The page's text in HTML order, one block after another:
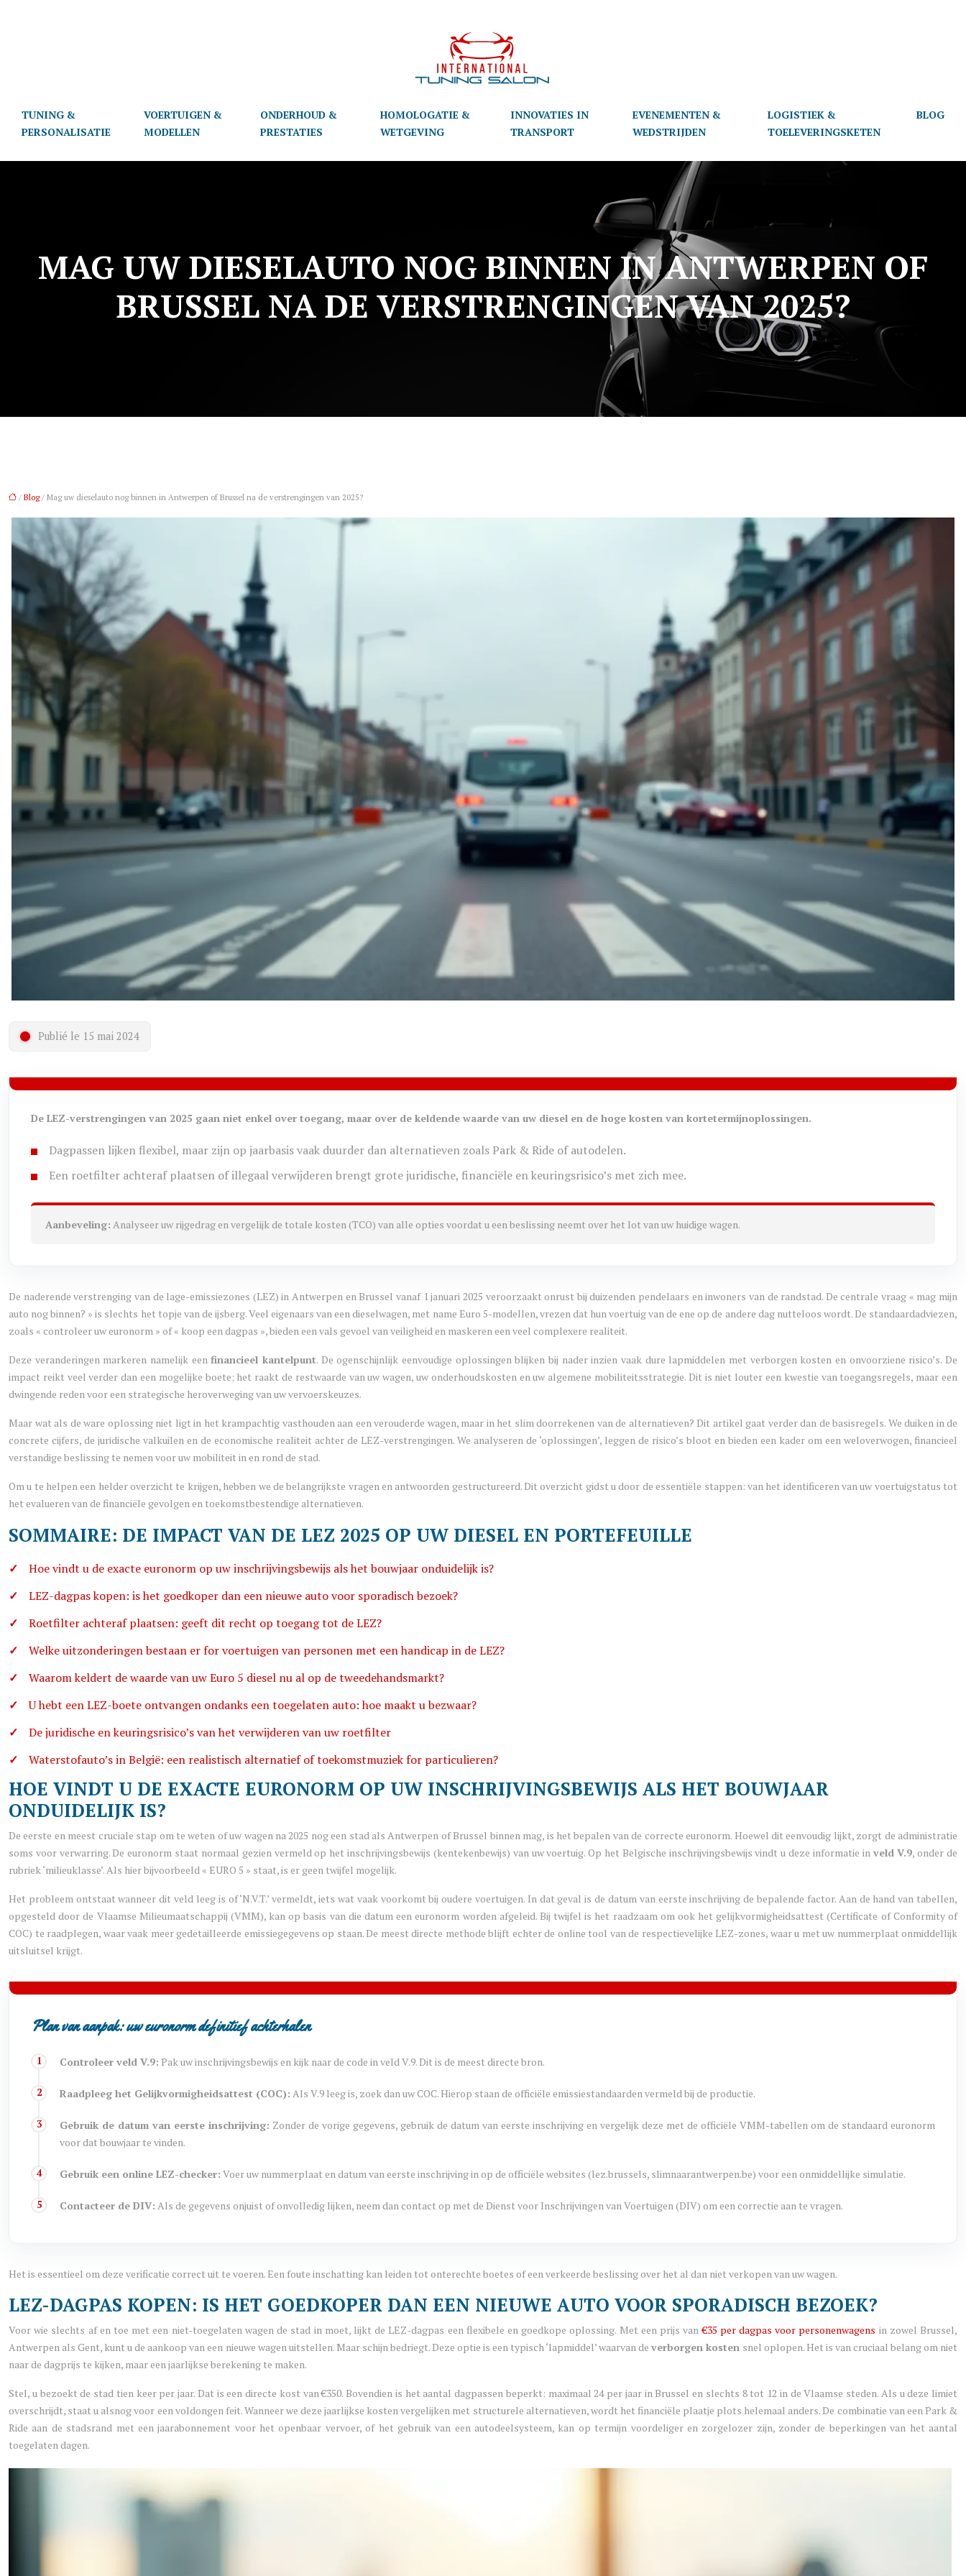
TUNING &
PERSONALISATIE
VOERTUIGEN &
MODELLEN
ONDERHOUD &
PRESTATIES
HOMOLOGATIE &
WETGEVING
INNOVATIES IN
TRANSPORT
EVENEMENTEN &
WEDSTRIJDEN
LOGISTIEK &
TOELEVERINGSKETEN
BLOG
MAG UW DIESELAUTO NOG BINNEN IN ANTWERPEN OF
BRUSSEL NA DE VERSTRENGINGEN VAN 2025?
/ Blog/ Mag uw dieselauto nog binnen in Antwerpen of Brussel na de verstrengingen van 2025?
Publié le 15 mai 2024
De LEZ-verstrengingen van 2025 gaan niet enkel over toegang, maar over de keldende waarde van uw diesel en de hoge kosten van kortetermijnoplossingen.
Dagpassen lijken flexibel, maar zijn op jaarbasis vaak duurder dan alternatieven zoals Park & Ride of autodelen.
Een roetfilter achteraf plaatsen of illegaal verwijderen brengt grote juridische, financiële en keuringsrisico’s met zich mee.
Aanbeveling: Analyseer uw rijgedrag en vergelijk de totale kosten (TCO) van alle opties voordat u een beslissing neemt over het lot van uw huidige wagen.
De naderende verstrenging van de lage-emissiezones (LEZ) in Antwerpen en Brussel vanaf 1 januari 2025 veroorzaakt onrust bij duizenden pendelaars en inwoners van de randstad. De centrale vraag « mag mijn
auto nog binnen? » is slechts het topje van de ijsberg. Veel eigenaars van een dieselwagen, met name Euro 5-modellen, vrezen dat hun voertuig van de ene op de andere dag nutteloos wordt. De standaardadviezen,
zoals « controleer uw euronorm » of « koop een dagpas », bieden een vals gevoel van veiligheid en maskeren een veel complexere realiteit.
Deze veranderingen markeren namelijk eenfinancieel kantelpunt. De ogenschijnlijk eenvoudige oplossingen blijken bij nader inzien vaak dure lapmiddelen met verborgen kosten en onvoorziene risico’s. De
impact reikt veel verder dan een mogelijke boete; het raakt de restwaarde van uw wagen, uw onderhoudskosten en uw algemene mobiliteitsstrategie. Dit is niet louter een kwestie van toegangsregels, maar een
dwingende reden voor een strategische heroverweging van uw vervoerskeuzes.
Maar wat als de ware oplossing niet ligt in het krampachtig vasthouden aan een verouderde wagen, maar in het slim doorrekenen van de alternatieven? Dit artikel gaat verder dan de basisregels. We duiken in de
concrete cijfers, de juridische valkuilen en de economische realiteit achter de LEZ-verstrengingen. We analyseren de ‘oplossingen’, leggen de risico’s bloot en bieden een kader om een weloverwogen, financieel
verstandige beslissing te nemen voor uw mobiliteit in en rond de stad.
Om u te helpen een helder overzicht te krijgen, hebben we de belangrijkste vragen en antwoorden gestructureerd. Dit overzicht gidst u door de essentiële stappen: van het identificeren van uw voertuigstatus tot
het evalueren van de financiële gevolgen en toekomstbestendige alternatieven.
SOMMAIRE: DE IMPACT VAN DE LEZ 2025 OP UW DIESEL EN PORTEFEUILLE
Hoe vindt u de exacte euronorm op uw inschrijvingsbewijs als het bouwjaar onduidelijk is?
LEZ-dagpas kopen: is het goedkoper dan een nieuwe auto voor sporadisch bezoek?
Roetfilter achteraf plaatsen: geeft dit recht op toegang tot de LEZ?
Welke uitzonderingen bestaan er for voertuigen van personen met een handicap in de LEZ?
Waarom keldert de waarde van uw Euro 5 diesel nu al op de tweedehandsmarkt?
U hebt een LEZ-boete ontvangen ondanks een toegelaten auto: hoe maakt u bezwaar?
De juridische en keuringsrisico’s van het verwijderen van uw roetfilter
Waterstofauto’s in België: een realistisch alternatief of toekomstmuziek for particulieren?
HOE VINDT U DE EXACTE EURONORM OP UW INSCHRIJVINGSBEWIJS ALS HET BOUWJAAR
ONDUIDELIJK IS?
De eerste en meest cruciale stap om te weten of uw wagen na 2025 nog een stad als Antwerpen of Brussel binnen mag, is het bepalen van de correcte euronorm. Hoewel dit eenvoudig lijkt, zorgt de administratie
soms voor verwarring. De euronorm staat normaal gezien vermeld op het inschrijvingsbewijs (kentekenbewijs) van uw voertuig. Op het Belgische inschrijvingsbewijs vindt u deze informatie in veld V.9, onder de
rubriek ‘milieuklasse’. Als hier bijvoorbeeld « EURO 5 » staat, is er geen twijfel mogelijk.
Het probleem ontstaat wanneer dit veld leeg is of ‘N.V.T.’ vermeldt, iets wat vaak voorkomt bij oudere voertuigen. In dat geval is de datum van eerste inschrijving de bepalende factor. Aan de hand van tabellen,
opgesteld door de Vlaamse Milieumaatschappij (VMM), kan op basis van die datum een euronorm worden afgeleid. Bij twijfel is het raadzaam om ook het gelijkvormigheidsattest (Certificate of Conformity of
COC) te raadplegen, waar vaak meer gedetailleerde emissiegegevens op staan. De meest directe methode blijft echter de online tool van de respectievelijke LEZ-zones, waar u met uw nummerplaat onmiddellijk
uitsluitsel krijgt.
Plan van aanpak: uw euronorm definitief achterhalen
Controleer veld V.9: Pak uw inschrijvingsbewijs en kijk naar de code in veld V.9. Dit is de meest directe bron.
Raadpleeg het Gelijkvormigheidsattest (COC): Als V.9 leeg is, zoek dan uw COC. Hierop staan de officiële emissiestandaarden vermeld bij de productie.
Gebruik de datum van eerste inschrijving: Zonder de vorige gegevens, gebruik de datum van eerste inschrijving en vergelijk deze met de officiële VMM-tabellen om de standaard euronorm
voor dat bouwjaar te vinden.
Gebruik een online LEZ-checker: Voer uw nummerplaat en datum van eerste inschrijving in op de officiële websites (lez.brussels, slimnaarantwerpen.be) voor een onmiddellijke simulatie.
Contacteer de DIV: Als de gegevens onjuist of onvolledig lijken, neem dan contact op met de Dienst voor Inschrijvingen van Voertuigen (DIV) om een correctie aan te vragen.
Het is essentieel om deze verificatie correct uit te voeren. Een foute inschatting kan leiden tot onterechte boetes of een verkeerde beslissing over het al dan niet verkopen van uw wagen.
LEZ-DAGPAS KOPEN: IS HET GOEDKOPER DAN EEN NIEUWE AUTO VOOR SPORADISCH BEZOEK?
Voor wie slechts af en toe met een niet-toegelaten wagen de stad in moet, lijkt de LEZ-dagpas een flexibele en goedkope oplossing. Met een prijs van€35 per dagpas voor personenwagens in zowel Brussel,
Antwerpen als Gent, kunt u de aankoop van een nieuwe wagen uitstellen. Maar schijn bedriegt. Deze optie is een typisch ‘lapmiddel’ waarvan deverborgen kosten snel oplopen. Het is van cruciaal belang om niet
naar de dagprijs te kijken, maar een jaarlijkse berekening te maken.
Stel, u bezoekt de stad tien keer per jaar. Dat is een directe kost van €350. Bovendien is het aantal dagpassen beperkt: maximaal 24 per jaar in Brussel en slechts 8 tot 12 in de Vlaamse steden. Als u deze limiet
overschrijdt, staat u alsnog voor een voldongen feit. Wanneer we deze jaarlijkse kosten vergelijken met structurele alternatieven, wordt het financiële plaatje plots helemaal anders. De combinatie van een Park &
Ride aan de stadsrand met een jaarabonnement voor het openbaar vervoer, of het gebruik van een autodeelsysteem, kan op termijn voordeliger en zorgelozer zijn, zonder de beperkingen van het aantal
toegelaten dagen.